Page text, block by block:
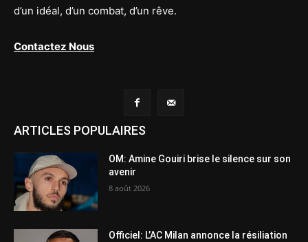
d’un idéal, d’un combat, d’un rêve.
Contactez Nous
ARTICLES POPULAIRES
OM: Amine Gouiri brise le silence sur son
avenir
8 août 2026
Officiel: L’AC Milan annonce la résiliation